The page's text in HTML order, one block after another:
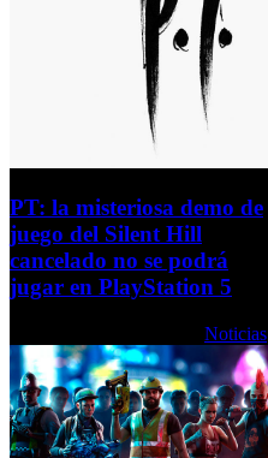
PT: la misteriosa demo de
juego del Silent Hill
cancelado no se podrá
jugar en PlayStation 5
Noticias